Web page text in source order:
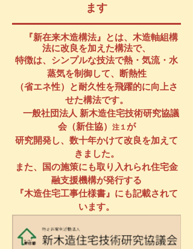
ます
『新在来木造構法』とは、木造軸組構
法に改良を加えた構法で、
特徴は、シンプルな技法で熱・気流・水
蒸気を制御して、断熱性
（省エネ性）と耐久性を飛躍的に向上さ
せた構法です。
​ 一般社団法人 新木造住宅技術研究協議
会（新住協）
注１が
研究開発し、数十年かけて改良を加えて
きました。
また、国の施策にも取り入れられ住宅金
融支援機構が発行する
『木造住宅工事仕様書』にも記載されて
います。